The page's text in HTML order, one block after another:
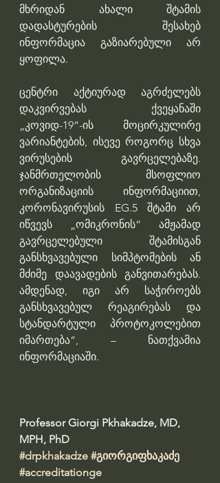
მხრიდან ახალი შტამის
დადასტურების შესახებ
ინფორმაცია გაზიარებული არ
ყოფილა.
ცენტრი აქტიურად აგრძელებს
დაკვირვებას ქვეყანაში
„კოვიდ-19“-ის მოცირკულირე
ვარიანტების, ისევე როგორც სხვა
ვირუსების გავრცელებაზე.
ჯანმრთელობის მსოფლიო
ორგანიზაციის ინფორმაციით,
კორონავირუსის EG.5 შტამი არ
იწვევს „ომიკრონის“ ამჟამად
გავრცელებული შტამისგან
განსხვავებული სიმპტომების ან
მძიმე დაავადების განვითარებას.
ამდენად, იგი არ საჭიროებს
განსხვავებულ რეაგირებას და
სტანდარტული პროტოკოლებით
იმართება“, – ნათქვამია
ინფორმაციაში.
Professor Giorgi Pkhakadze, MD,
MPH, PhD
#drpkhakadze #გიორგიფხაკაძე
#accreditationge